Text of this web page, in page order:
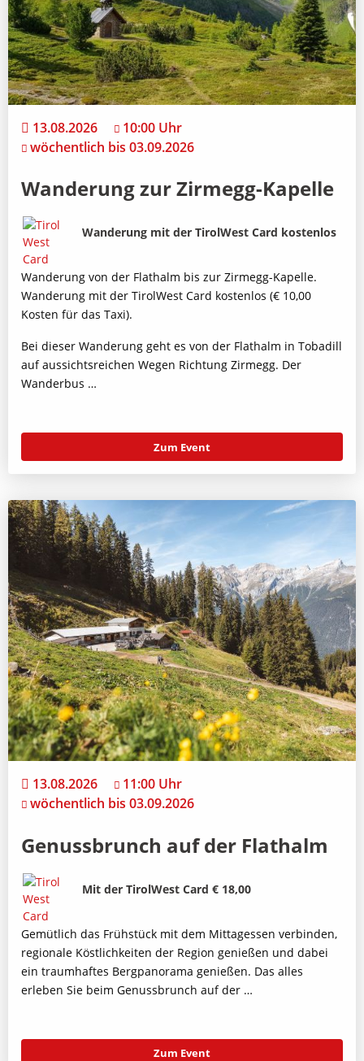
13.08.2026
10:00 Uhr
wöchentlich bis 03.09.2026
Wanderung zur Zirmegg-Kapelle
Bild
Beschreibung
Wanderung mit der TirolWest Card kostenlos
Wanderung von der Flathalm bis zur Zirmegg-Kapelle.
Wanderung mit der TirolWest Card kostenlos (€ 10,00
Kosten für das Taxi).
Bei dieser Wanderung geht es von der Flathalm in Tobadill
auf aussichtsreichen Wegen Richtung Zirmegg. Der
Wanderbus …
Zum Event
13.08.2026
11:00 Uhr
wöchentlich bis 03.09.2026
Genussbrunch auf der Flathalm
Bild
Beschreibung
Mit der TirolWest Card € 18,00
Gemütlich das Frühstück mit dem Mittagessen verbinden,
regionale Köstlichkeiten der Region genießen und dabei
ein traumhaftes Bergpanorama genießen. Das alles
erleben Sie beim Genussbrunch auf der …
Zum Event